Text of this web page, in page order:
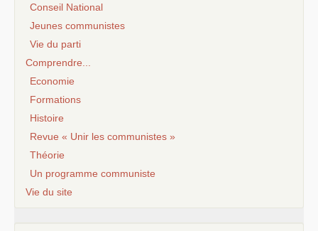
Conseil National
Jeunes communistes
Vie du parti
Comprendre...
Economie
Formations
Histoire
Revue « Unir les communistes »
Théorie
Un programme communiste
Vie du site